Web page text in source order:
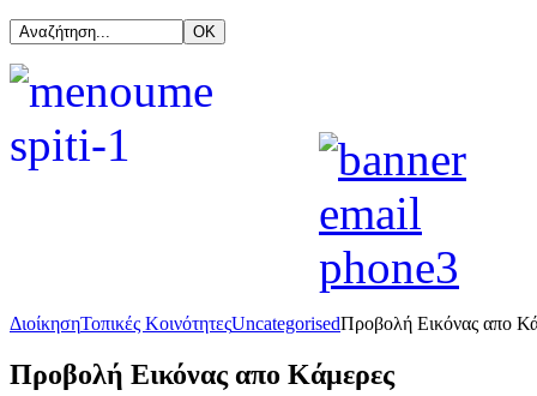
ΔιοίκησηΤοπικές ΚοινότητεςUncategorisedΠροβολή Εικόνας απο
Προβολή Εικόνας απο Κάμερες